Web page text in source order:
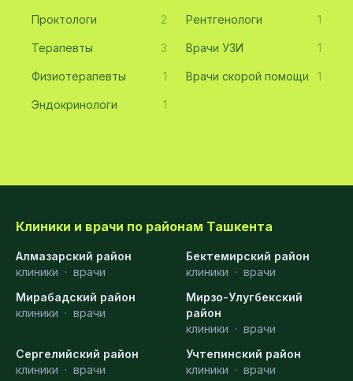
Проктологи 2 Рентгенологи 1
Терапевты 3 Врачи УЗИ 1
Физиотерапевты 1 Врачи скорой помощи 1
Эндокринологи 1
Клиники и врачи по районам Ташкента
Алмазарский район
клиники · врачи
Бектемирский район
клиники · врачи
Мирабадский район
клиники · врачи
Мирзо-Улугбекский
район
клиники · врачи
Сергелийский район
клиники · врачи
Учтепинский район
клиники · врачи